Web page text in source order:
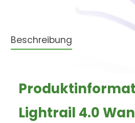
Beschreibung
Lightrail 4.0